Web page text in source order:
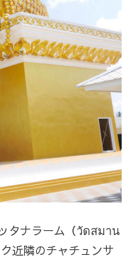
タナラーム（วัดสมาน
近隣のチャチュンサ